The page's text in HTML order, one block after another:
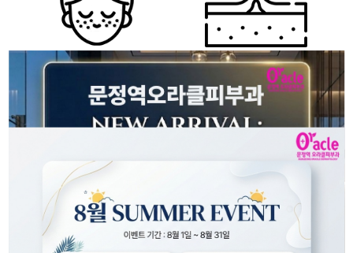
색소성질환
more
여드름,홍조,코어리프팅
more